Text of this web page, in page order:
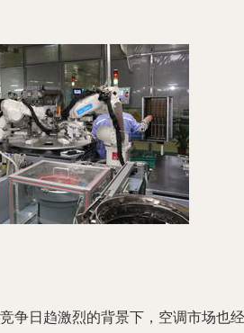
争日趋激烈的背景下，空调市场也经